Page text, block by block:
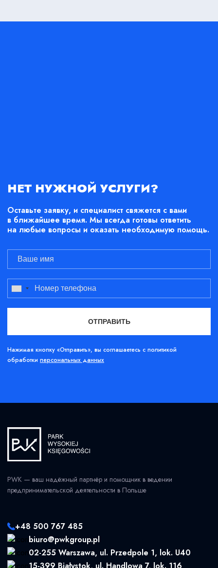
НЕТ НУЖНОЙ УСЛУГИ?
Оставьте заявку, и специалист свяжется с вами
в ближайшее время. Мы всегда готовы ответить
на любые вопросы и оказать необходимую помощь.
Нажимая кнопку «Отправить», вы соглашаетесь с политикой
обработки персональных данных
PWK — ваш надёжный партнёр и помощник в ведении
предпринимательской деятельности в Польше
+48 500 767 485
biuro@pwkgroup.pl
02-255 Warszawa, ul. Przedpole 1, lok. U40
15-399 Białystok, ul. Handlowa 7, lok. 116